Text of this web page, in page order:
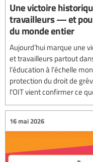
Une victoire
travailleurs — et
du monde entier
Aujourd’hui marque une
et travailleurs partout
l’éducation à l’échelle
protection du droit de
l'OIT vient confirmer ce
16 mai 2026